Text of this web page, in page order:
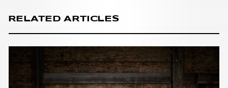
RELATED ARTICLES